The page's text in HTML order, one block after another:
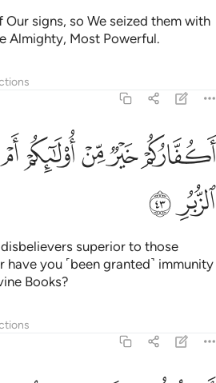
Our signs, so We seized them with
Almighty, Most Powerful.
اكفاركم خير من اولايكم ام لكم براءة في
أَكُفَّارُكُمْ خَيْرٌۭ مِّنْ أُو۟لَـٰٓئِكُمْ أَمْ
ﲯﲰﲱﲲﲳ
ﲷﲸ
superior to those
have you ˹been granted˺ immunity
Books?